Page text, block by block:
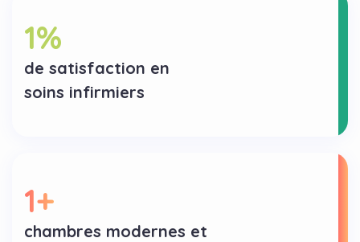
1%
de satisfaction en
soins infirmiers
1+
chambres modernes et